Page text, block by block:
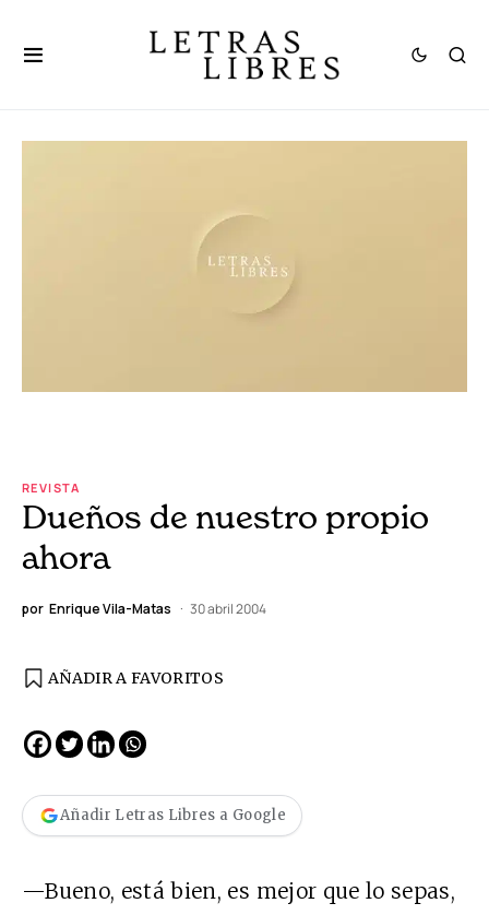
REVISTA
Dueños de nuestro propio
ahora
por Enrique Vila-Matas 30 abril 2004
AÑADIR A FAVORITOS
Añadir Letras Libres a Google
—Bueno, está bien, es mejor que lo sepas,